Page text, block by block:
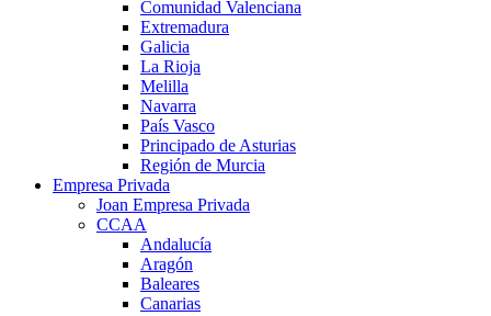
Comunidad Valenciana
Extremadura
Galicia
La Rioja
Melilla
Navarra
País Vasco
Principado de Asturias
Región de Murcia
Empresa Privada
Joan Empresa Privada
CCAA
Andalucía
Aragón
Baleares
Canarias